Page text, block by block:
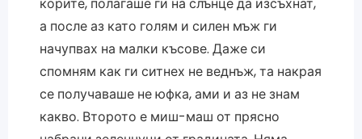
а после аз като голям и силен мъж ги
начупвах на малки късове. Даже си
спомням как ги ситнех не веднъж, та накрая
се получаваше не юфка, ами и аз не знам
какво. Второто е миш-маш от прясно